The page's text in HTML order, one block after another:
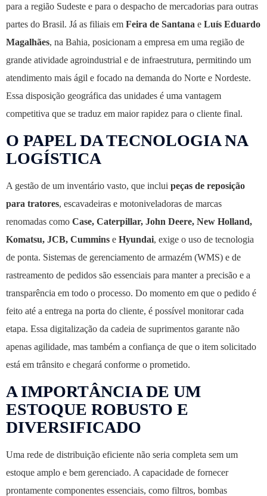
para a região Sudeste e para o despacho de mercadorias para outras
partes do Brasil. Já as filiais em Feira de Santana e Luís Eduardo
Magalhães, na Bahia, posicionam a empresa em uma região de
grande atividade agroindustrial e de infraestrutura, permitindo um
atendimento mais ágil e focado na demanda do Norte e Nordeste.
Essa disposição geográfica das unidades é uma vantagem
competitiva que se traduz em maior rapidez para o cliente final.
O PAPEL DA TECNOLOGIA NA
LOGÍSTICA
A gestão de um inventário vasto, que inclui peças de reposição
para tratores, escavadeiras e motoniveladoras de marcas
renomadas como Case, Caterpillar, John Deere, New Holland,
Komatsu, JCB, Cummins e Hyundai, exige o uso de tecnologia
de ponta. Sistemas de gerenciamento de armazém (WMS) e de
rastreamento de pedidos são essenciais para manter a precisão e a
transparência em todo o processo. Do momento em que o pedido é
feito até a entrega na porta do cliente, é possível monitorar cada
etapa. Essa digitalização da cadeia de suprimentos garante não
apenas agilidade, mas também a confiança de que o item solicitado
está em trânsito e chegará conforme o prometido.
A IMPORTÂNCIA DE UM
ESTOQUE ROBUSTO E
DIVERSIFICADO
Uma rede de distribuição eficiente não seria completa sem um
estoque amplo e bem gerenciado. A capacidade de fornecer
prontamente componentes essenciais, como filtros, bombas